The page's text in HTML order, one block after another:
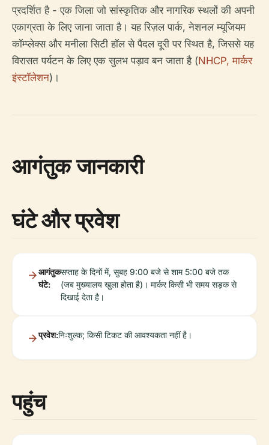
प्रदर्शित है - एक जिला जो सांस्कृतिक और नागरिक स्थलों की अपनी
एकाग्रता के लिए जाना जाता है। यह रिज़ल पार्क, नेशनल म्यूजियम
कॉम्प्लेक्स और मनीला सिटी हॉल से पैदल दूरी पर स्थित है, जिससे यह
विरासत पर्यटन के लिए एक सुलभ पड़ाव बन जाता है (NHCP, मार्कर
इंस्टॉलेशन)।
आगंतुक जानकारी
घंटे और प्रवेश
आगंतुक
घंटे:
सप्ताह के दिनों में, सुबह 9:00 बजे से शाम 5:00 बजे तक
(जब मुख्यालय खुला होता है)। मार्कर किसी भी समय सड़क से
दिखाई देता है।
प्रवेश:निःशुल्क; किसी टिकट की आवश्यकता नहीं है।
पहुंच